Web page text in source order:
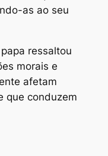
as ao seu
ressaltou
morais e
afetam
que conduzem